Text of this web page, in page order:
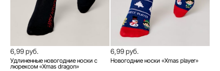
6,99 руб.
Удлиненные новогодние носки с
люрексом «Xmas dragon»
6,99 руб.
Новогодние носки «Xmas player»